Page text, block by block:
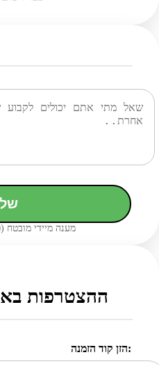
מענה מיידי מובטח (פחות
ההצטרפות
הזן קוד הזמנה: